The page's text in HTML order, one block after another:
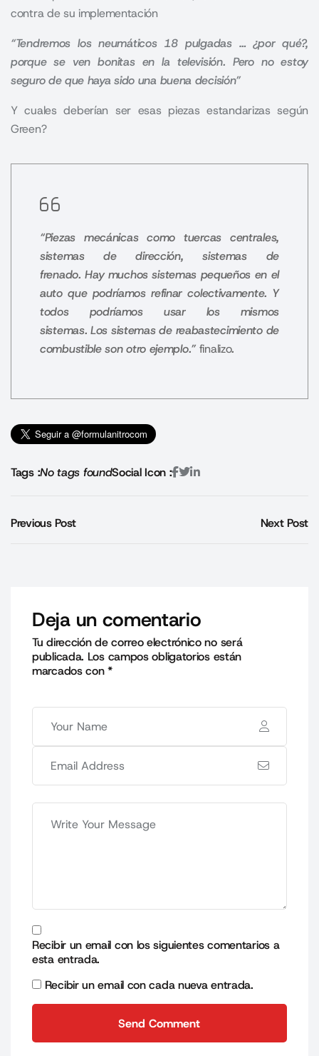
contra de su implementación
“Tendremos los neumáticos 18 pulgadas … ¿por qué?,
porque se ven bonitas en la televisión. Pero no estoy
seguro de que haya sido una buena decisión”
Y cuales deberían ser esas piezas estandarizas según
Green?
“Piezas mecánicas como tuercas centrales,
sistemas de dirección, sistemas de
frenado. Hay muchos sistemas pequeños en el
auto que podríamos refinar colectivamente. Y
todos podríamos usar los mismos
sistemas. Los sistemas de reabastecimiento de
combustible son otro ejemplo.” finalizo.
Tags :No tags foundSocial Icon :
Previous Post Next Post
Deja un comentario
Tu dirección de correo electrónico no será
publicada. Los campos obligatorios están
marcados con*
Recibir un email con los siguientes comentarios a
esta entrada.
Recibir un email con cada nueva entrada.
Send Comment